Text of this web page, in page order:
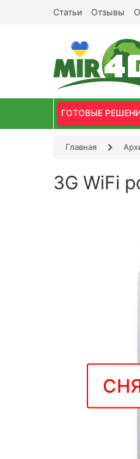
Статьи Отзывы
ГОТОВЫЕ
Главная
3G WiFi